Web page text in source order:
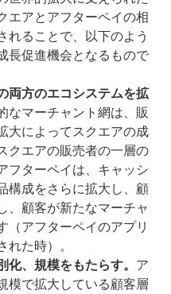
エアとアフターペイの相
れることで、以下のよう
長促進機会となるもので
両方のエコシステムを拡
なマーチャント網は、販
大によってスクエアの成
クエアの販売者の一層の
フターペイは、キャッシ
構成をさらに拡大し、顧
、顧客が新たなマーチャ
（アフターペイのアプリ
た時）。
、規模をもたらす。 ア
模で拡大している顧客層